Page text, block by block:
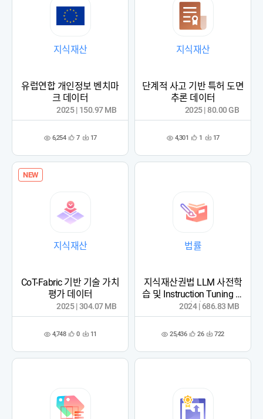
지식재산
유럽연합 개인정보 벤치마
크 데이터
조 6,254 관
록
7 다 17
2025 | 150.97 MB
지식재산
단계적 사고 기반 특허 도면
추론 데이터
조 4,301 관
록
1 다 17
2025 | 80.00 GB
NEW
지식재산
CoT-Fabric 기반 기술 가치
평가 데이터
조 4,748 관
록
0 다 11
2025 | 304.07 MB
법률
지식재산권법 LLM 사전학
습 및 Instruction Tuning 데
이터
조 25,436 관
록
26 다 722
2024 | 686.83 MB